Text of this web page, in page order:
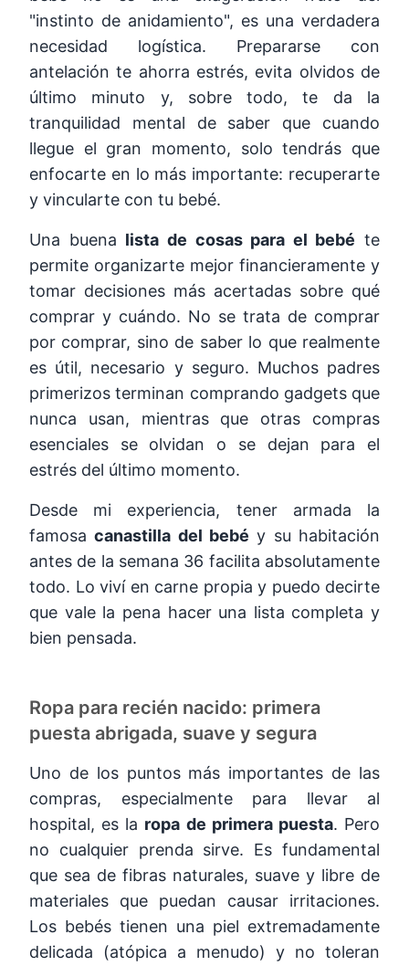
"instinto de anidamiento", es una verdadera
necesidad logística. Prepararse con
antelación te ahorra estrés, evita olvidos de
último minuto y, sobre todo, te da la
tranquilidad mental de saber que cuando
llegue el gran momento, solo tendrás que
enfocarte en lo más importante: recuperarte
y vincularte con tu bebé.
Una buena lista de cosas para el bebé te
permite organizarte mejor financieramente y
tomar decisiones más acertadas sobre qué
comprar y cuándo. No se trata de comprar
por comprar, sino de saber lo que realmente
es útil, necesario y seguro. Muchos padres
primerizos terminan comprando gadgets que
nunca usan, mientras que otras compras
esenciales se olvidan o se dejan para el
estrés del último momento.
Desde mi experiencia, tener armada la
famosacanastilla del bebé y su habitación
antes de la semana 36 facilita absolutamente
todo. Lo viví en carne propia y puedo decirte
que vale la pena hacer una lista completa y
bien pensada.
Ropa para recién nacido: primera
puesta abrigada, suave y segura
Uno de los puntos más importantes de las
compras, especialmente para llevar al
hospital, es la ropa de primera puesta. Pero
no cualquier prenda sirve. Es fundamental
que sea de fibras naturales, suave y libre de
materiales que puedan causar irritaciones.
Los bebés tienen una piel extremadamente
delicada (atópica a menudo) y no toleran